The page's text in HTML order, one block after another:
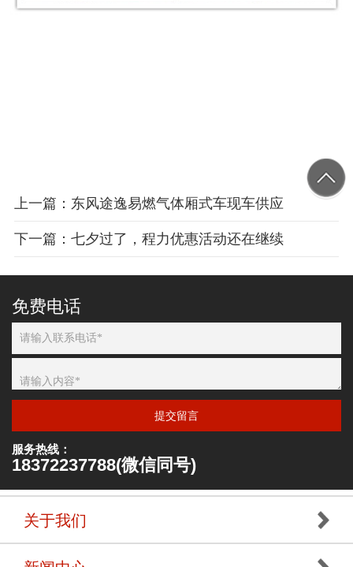
上一篇：东风途逸易燃气体厢式车现车供应
下一篇：七夕过了，程力优惠活动还在继续
免费电话
提交留言
服务热线：
18372237788(微信同号)
关于我们